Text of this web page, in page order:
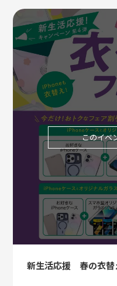
このイベ
新生活応援 春の衣替